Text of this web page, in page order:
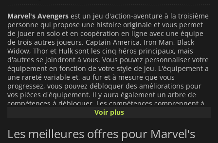
27.19€
Marvel's Avengers est un jeu d'action-aventure à la troisième
personne qui propose une histoire originale et vous permet
de jouer en solo et en coopération en ligne avec une équipe
de trois autres joueurs. Captain America, Iron Man, Black
Widow, Thor et Hulk sont les cinq héros principaux, mais
d'autres se joindront à vous. Vous pouvez personnaliser votre
équipement en fonction de votre style de jeu. L'équipement a
une rareté variable et, au fur et à mesure que vous
progressez, vous pouvez débloquer des améliorations pour
vos pièces d'équipement. Il y aura également un arbre de
compétences à débloquer. Les compétences comprennent à
la fois les mouvements classiques et les nouveaux, et sont
capacité et utilité. Vous pourrez choisir l'une ou l'autre des
missions de héros de la campagne solo en vous concentrant
Voir plus
Les meilleures offres pour Marvel's